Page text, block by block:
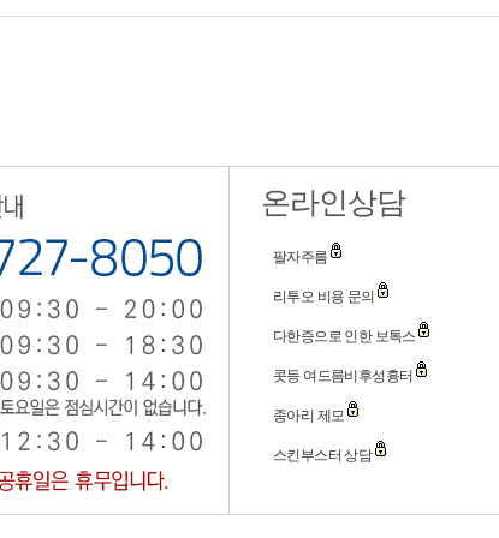
온라인상담
팔자주름
리투오 비용 문의
다한증으로 인한 보톡스
콧등 여드름비후성흉터
종아리 제모
스킨부스터 상담